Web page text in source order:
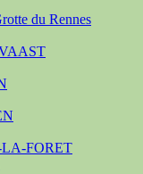
du Rennes
FORET